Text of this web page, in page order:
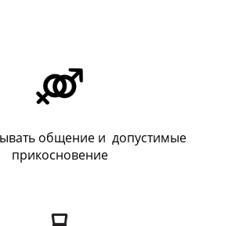
общение и допустимые
прикосновение